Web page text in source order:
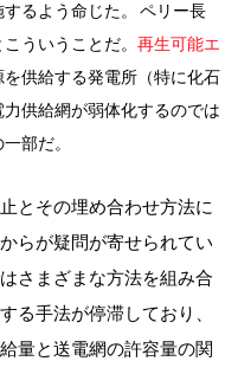
するよう命じた。 ペリー長
ういうことだ。再生可能エ
供給する発電所（特に化石
供給網が弱体化するのでは
部だ。
とその埋め合わせ方法に
らが疑問が寄せられてい
さまざまな方法を組み合
る手法が停滞しており、
量と送電網の許容量の関